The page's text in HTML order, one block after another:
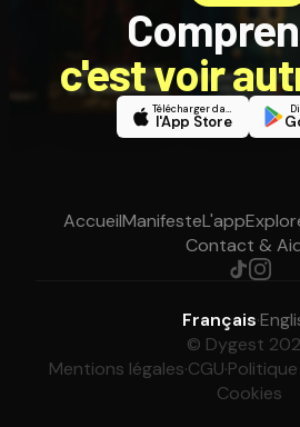
c'est voir
Télécharger dans
l'App Store
AccueilManifesteL'app
Contact &
Français·
© Dygest
Mentions légales·CGU·
Cookies